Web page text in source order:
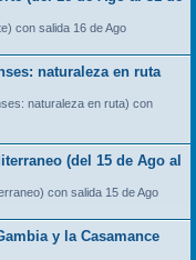
con salida 16 de Ago
naturaleza en ruta
naturaleza en ruta) con
(del 15 de Ago al
con salida 15 de Ago
y la Casamance